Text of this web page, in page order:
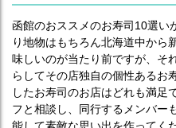
函館のおススメのお寿司10選い
り地物はもちろん北海道中から
味しいのが当たり前ですが、そ
らしてその店独自の個性あるお
したお寿司のお店はどれも満足
フと相談し、同行するメンバー